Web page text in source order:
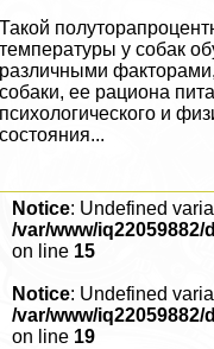
Такой
температуры у собак
различными
собаки, ее рациона
психологического и
состояния...
Notice: Undefined
/var/www/
on line 15
Notice: Undefined
/var/www/
on line 19